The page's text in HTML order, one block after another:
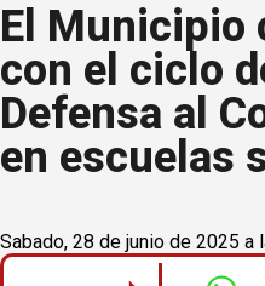
El Municipio
con el ciclo
Defensa al
en escuelas
Sabado, 28 de junio de 2025 a